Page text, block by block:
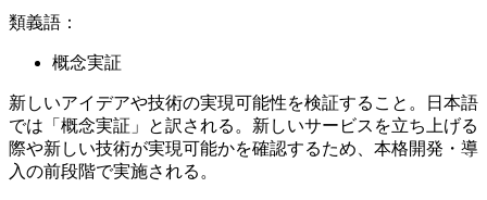
類義語：
概念実証
新しいアイデアや技術の実現可能性を検証すること。日本語
では「概念実証」と訳される。新しいサービスを立ち上げる
際や新しい技術が実現可能かを確認するため、本格開発・導
入の前段階で実施される。